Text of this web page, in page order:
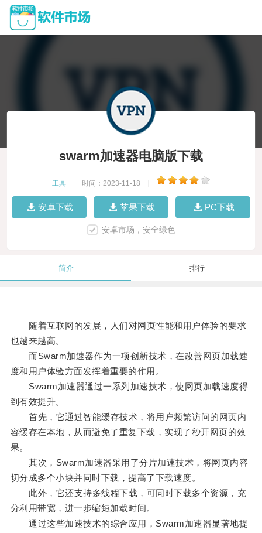
swarm加速器电脑版下载
工具 时间：2023-11-18
安卓下载 苹果下载 PC下载
安卓市场，安全绿色
简介 排行
随着互联网的发展，人们对网页性能和用户体验的要求
也越来越高。
而Swarm加速器作为一项创新技术，在改善网页加载速
度和用户体验方面发挥着重要的作用。
Swarm加速器通过一系列加速技术，使网页加载速度得
到有效提升。
首先，它通过智能缓存技术，将用户频繁访问的网页内
容缓存在本地，从而避免了重复下载，实现了秒开网页的效
果。
其次，Swarm加速器采用了分片加速技术，将网页内容
切分成多个小块并同时下载，提高了下载速度。
此外，它还支持多线程下载，可同时下载多个资源，充
分利用带宽，进一步缩短加载时间。
通过这些加速技术的综合应用，Swarm加速器显著地提